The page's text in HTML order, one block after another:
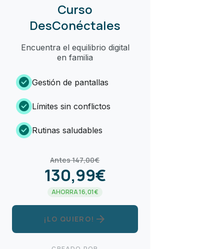
Curso
DesConéctales
Encuentra el equilibrio digital
en familia
check_circle Gestión de pantallas
check_circle Límites sin conflictos
check_circle Rutinas saludables
Antes 147,00€
130,99€
AHORRA 16,01€
¡LO QUIERO! arrow_forward